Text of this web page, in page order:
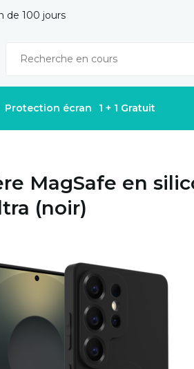
de 100 jours
Protection écran 1 + 1 Gratuit
MagSafe en
(noir)